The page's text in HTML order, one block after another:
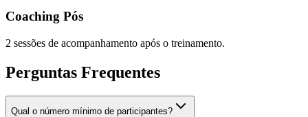
Coaching Pós
2 sessões de acompanhamento após o treinamento.
Perguntas Frequentes
Qual o número mínimo de participantes?